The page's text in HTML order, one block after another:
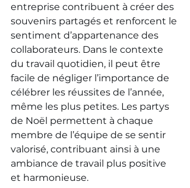
entreprise contribuent à créer des
souvenirs partagés et renforcent le
sentiment d’appartenance des
collaborateurs. Dans le contexte
du travail quotidien, il peut être
facile de négliger l’importance de
célébrer les réussites de l’année,
même les plus petites. Les partys
de Noël permettent à chaque
membre de l’équipe de se sentir
valorisé, contribuant ainsi à une
ambiance de travail plus positive
et harmonieuse.